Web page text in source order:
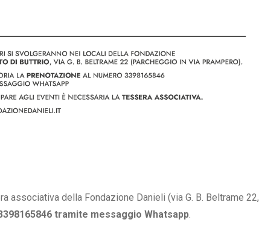
associativa della Fondazione Danieli (via G. B. Beltrame 22,
tramite messaggio Whatsapp.